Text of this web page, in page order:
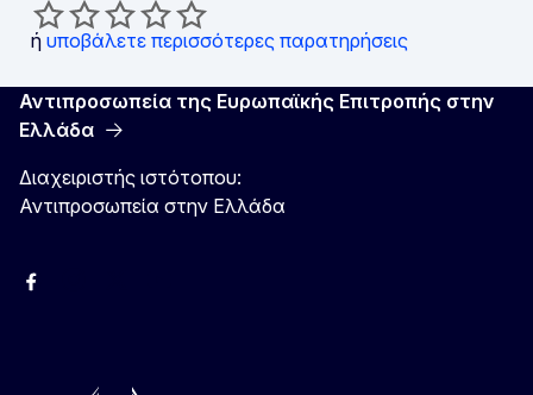
ή υποβάλετε περισσότερες παρατηρήσεις
Αντιπροσωπεία της Ευρωπαϊκής Επιτροπής στην
Ελλάδα
Διαχειριστής ιστότοπου:
Αντιπροσωπεία στην Ελλάδα
Facebook